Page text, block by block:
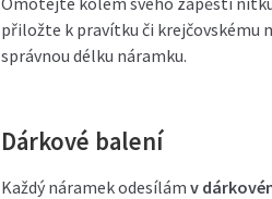
přiložte k pravítku či krejčovskému
správnou délku náramku.
Dárkové balení
Každý náramek odesílámv